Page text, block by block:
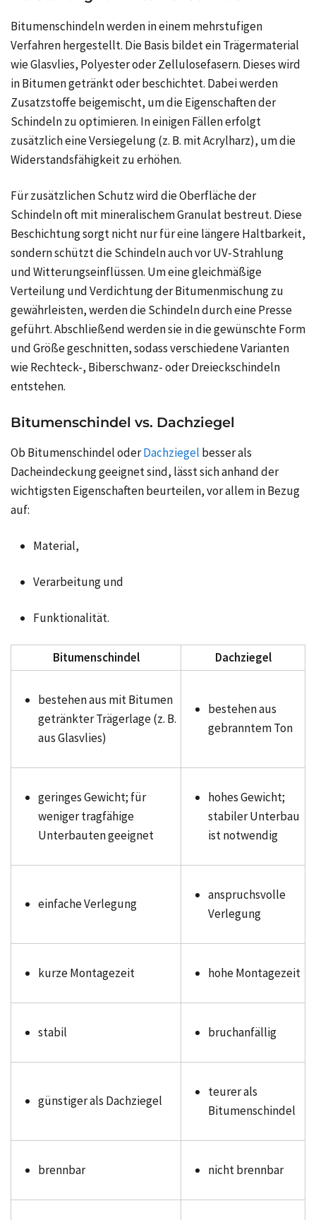
Bitumenschindeln werden in einem mehrstufigen
Verfahren hergestellt. Die Basis bildet ein Trägermaterial
wie Glasvlies, Polyester oder Zellulosefasern. Dieses wird
in Bitumen getränkt oder beschichtet. Dabei werden
Zusatzstoffe beigemischt, um die Eigenschaften der
Schindeln zu optimieren. In einigen Fällen erfolgt
zusätzlich eine Versiegelung (z. B. mit Acrylharz), um die
Widerstandsfähigkeit zu erhöhen.
Für zusätzlichen Schutz wird die Oberfläche der
Schindeln oft mit mineralischem Granulat bestreut. Diese
Beschichtung sorgt nicht nur für eine längere Haltbarkeit,
sondern schützt die Schindeln auch vor UV-Strahlung
und Witterungseinflüssen. Um eine gleichmäßige
Verteilung und Verdichtung der Bitumenmischung zu
gewährleisten, werden die Schindeln durch eine Presse
geführt. Abschließend werden sie in die gewünschte Form
und Größe geschnitten, sodass verschiedene Varianten
wie Rechteck-, Biberschwanz- oder Dreieckschindeln
entstehen.
Bitumenschindel vs. Dachziegel
Ob Bitumenschindel oderDachziegel besser als
Dacheindeckung geeignet sind, lässt sich anhand der
wichtigsten Eigenschaften beurteilen, vor allem in Bezug
auf:
Material,
Verarbeitung und
Funktionalität.
Bitumenschindel Dachziegel
bestehen aus mit Bitumen
getränkter Trägerlage (z. B.
aus Glasvlies)
bestehen aus
gebranntem Ton
geringes Gewicht; für
weniger tragfähige
Unterbauten geeignet
hohes Gewicht;
stabiler Unterbau
ist notwendig
einfache Verlegung
anspruchsvolle
Verlegung
kurze Montagezeit hohe Montagezeit
stabil bruchanfällig
günstiger als Dachziegel
teurer als
Bitumenschindel
brennbar nicht brennbar